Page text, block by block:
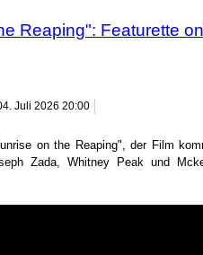
Reaping": Featurette
Juli 2026 20:00
on the Reaping", der Film
Zada, Whitney Peak und